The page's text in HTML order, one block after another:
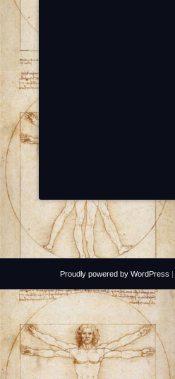
Proudly powered by WordPress |